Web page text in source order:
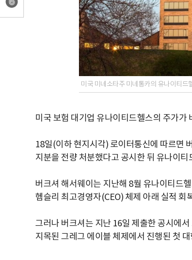
미국 미네소타주 미네통카의 유나이티드
미국 보험 대기업 유나이티드헬스의 주가가
18일(이하 현지시각) 로이터통신에 따르면
지분을 전량 처분했다고 공시한 뒤 유나이
버크셔 해서웨이는 지난해 8월 유나이티드
헴슬리 최고경영자(CEO) 체제 아래 실적 회
그러나 버크셔는 지난 16일 제출한 공시에
지목된 그레그 에이블 체제에서 진행된 첫